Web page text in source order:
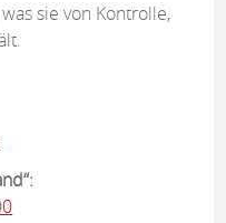
sie von Kontrolle,